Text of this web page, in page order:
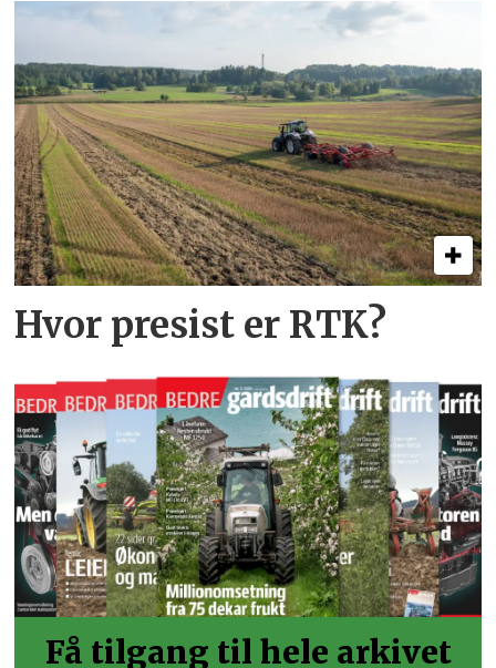
Hvor presist er RTK?
Få tilgang til hele arkivet